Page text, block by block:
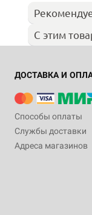
С этим
ДОСТАВКА И
Способы оплаты
Службы доставки
Адреса магазинов